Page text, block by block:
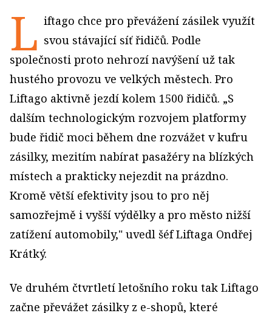
L iftago chce pro převážení zásilek využít
svou stávající síť řidičů. Podle
společnosti proto nehrozí navýšení už tak
hustého provozu ve velkých městech. Pro
Liftago aktivně jezdí kolem 1500 řidičů. „S
dalším technologickým rozvojem platformy
bude řidič moci během dne rozvážet v kufru
zásilky, mezitím nabírat pasažéry na blízkých
místech a prakticky nejezdit na prázdno.
Kromě větší efektivity jsou to pro něj
samozřejmě i vyšší výdělky a pro město nižší
zatížení automobily," uvedl šéf Liftaga Ondřej
Krátký.
Ve druhém čtvrtletí letošního roku tak Liftago
začne převážet zásilky z e-shopů, které